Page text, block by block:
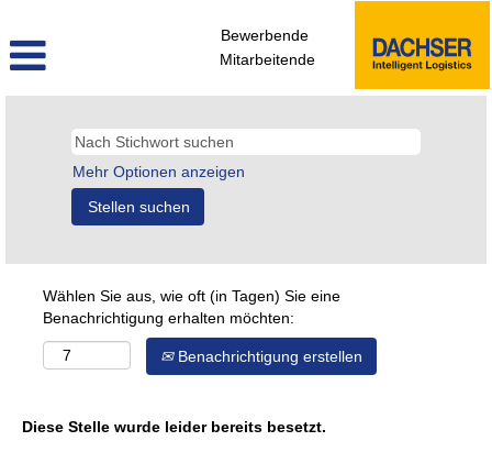
Bewerbende
Mitarbeitende
Mehr Optionen anzeigen
Wählen Sie aus, wie oft (in Tagen) Sie eine
Benachrichtigung erhalten möchten:
Benachrichtigung erstellen
Diese Stelle wurde leider bereits besetzt.